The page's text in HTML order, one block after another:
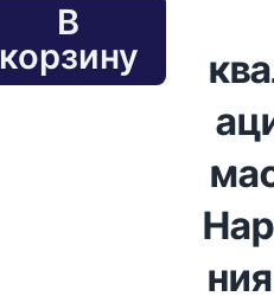
В
корзину